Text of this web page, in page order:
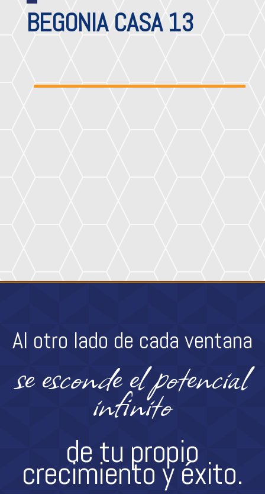
BEGONIA CASA 13
Al otro lado de cada ventana
se esconde el potencial
infinito
de tu propio
crecimiento y éxito.